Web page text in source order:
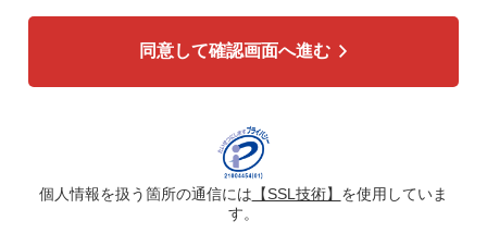
広告配信の効率化、マーケティング活動などのために、氏
を、ハッシュ化などの適切なセキュリティ対策を施した上
で、広告配信サービス提供事業者に提供する場合がありま
す。提供した個人情報は、広告配信サービス提供事業者のプ
ライバシーポリシーに基づき取り扱われます。
5. 個人情報の取り扱い業務の委託
同意して確認画面へ進む
個人情報を扱う箇所の通信には 【SSL技術】 を使用していま
す。